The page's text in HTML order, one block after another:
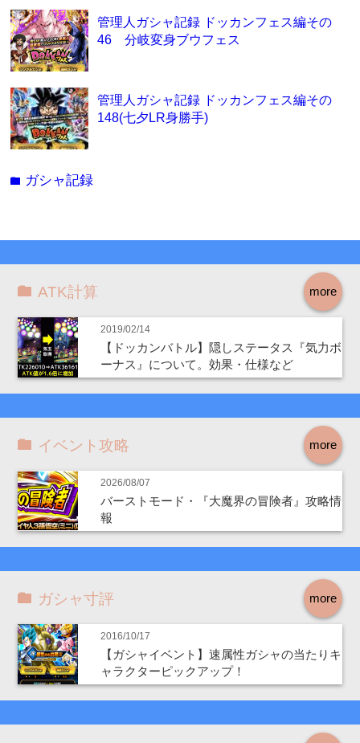
管理人ガシャ記録 ドッカンフェス編その
46 分岐変身ブウフェス
管理人ガシャ記録 ドッカンフェス編その
148(七夕LR身勝手)
folder ガシャ記録
more
ATK計算
2019/02/14
【ドッカンバトル】隠しステータス『気力ボ
ーナス』について。効果・仕様など
more
イベント攻略
2026/08/07
バーストモード・『大魔界の冒険者』攻略情
報
more
ガシャ寸評
2016/10/17
【ガシャイベント】速属性ガシャの当たりキ
ャラクターピックアップ！